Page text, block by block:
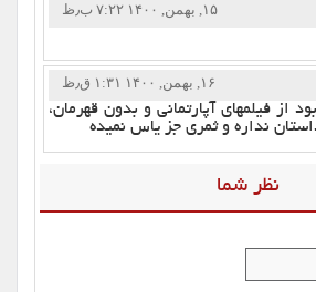
۱۵, بهمن, ۱۴۰۰ ۷:۲۲ ب٫ظ
۱۶, بهمن, ۱۴۰۰ ۱:۳۱ ق٫ظ
از فیلمهای آپارتمانی و بدون قهرمان،
نداره و ثمری جز یاس نمیده
نظر شما